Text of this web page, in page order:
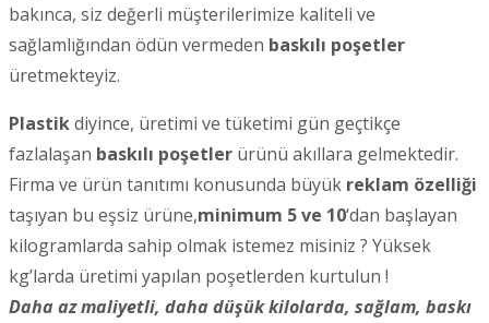
bakınca, siz değerli müşterilerimize kaliteli ve
sağlamlığından ödün vermeden baskılı poşetler
üretmekteyiz.
Plastikdiyince, üretimi ve tüketimi gün geçtikçe
fazlalaşan baskılı poşetler ürünü akıllara gelmektedir.
Firma ve ürün tanıtımı konusunda büyük reklam özelliği
taşıyan bu eşsiz ürüne,minimum 5 ve 10‘dan başlayan
kilogramlarda sahip olmak istemez misiniz ? Yüksek
kg’larda üretimi yapılan poşetlerden kurtulun !
Daha az maliyetli, daha düşük kilolarda, sağlam, baskı